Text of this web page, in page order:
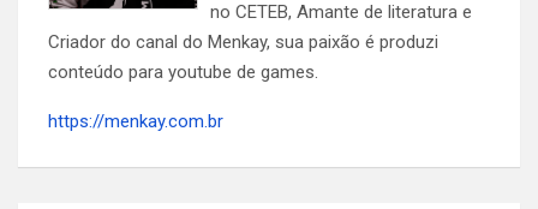
no CETEB, Amante de literatura e
Criador do canal do Menkay, sua paixão é produzi
conteúdo para youtube de games.
https://menkay.com.br